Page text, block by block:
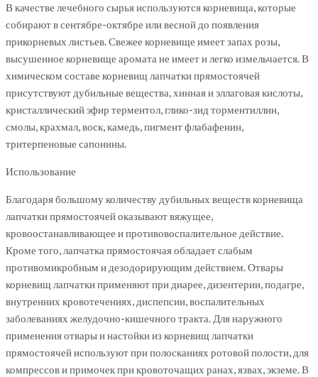
В качестве лечебного сырья используются корневища, которые
собирают в сентябре-октябре или весной до появления
прикорневых листьев. Свежее корневище имеет запах розы,
высушенное корневище аромата не имеет и легко измельчается. В
химическом составе корневищ лапчатки прямостоячей
присутствуют дубильные вещества, хинная и эллаговая кислоты,
кристаллический эфир терментол, глико-зид торментиллин,
смолы, крахмал, воск, камедь, пигмент флабафенин,
тритерпеновые сапонины.
Использование
Благодаря большому количеству дубильных веществ корневища
лапчатки прямостоячей оказывают вяжущее,
кровоостанавливающее и противовоспалительное действие.
Кроме того, лапчатка прямостоячая обладает слабым
противомикробным и дезодорирующим действием. Отвары
корневищ лапчатки применяют при диарее, дизентерии, подагре,
внутренних кровотечениях, диспепсии, воспалительных
заболеваниях желудочно-кишечного тракта. Для наружного
применения отвары и настойки из корневищ лапчатки
прямостоячей используют при полосканиях ротовой полости, для
компрессов и примочек при кровоточащих ранах, язвах, экземе. В